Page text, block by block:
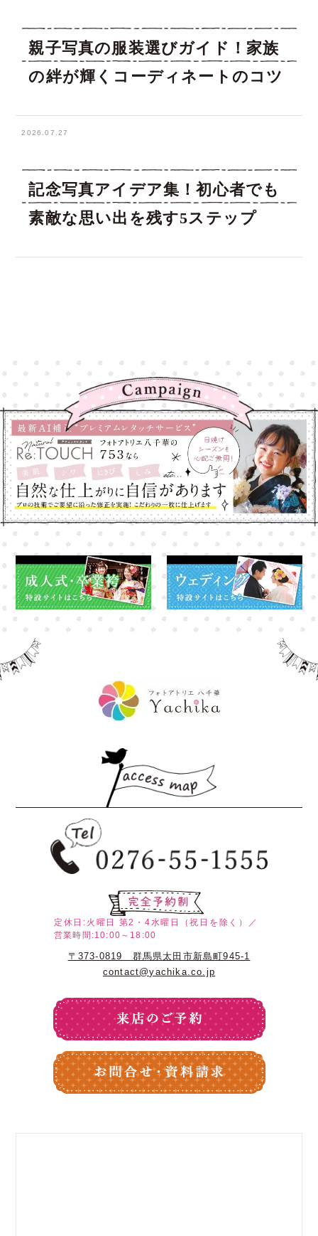
親子写真の服装選びガイド！家族
の絆が輝くコーディネートのコツ
2026.07.27
記念写真アイデア集！初心者でも
素敵な思い出を残す5ステップ
定休日:火曜日
第2・4水曜日（祝日を除く）／
営業時間:10:00～18:00
〒373-0819 群馬県太田市新島町945-1
contact@yachika.co.jp